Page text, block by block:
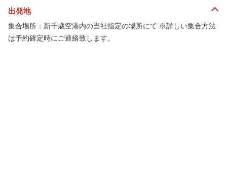
出発地
集合場所：新千歳空港内の当社指定の場所にて ※詳しい集合方法
は予約確定時にご連絡致します。